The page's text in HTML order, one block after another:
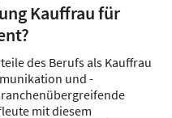
Kauffrau für
des Berufs als Kauffrau
und -
mit diesem